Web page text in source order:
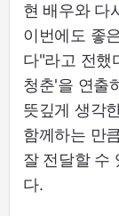
현 배우와 다
이번에도 좋
다"라고 전했
청춘'을 연출
뜻깊게 생각
함께하는 만
잘 전달할 수
다.